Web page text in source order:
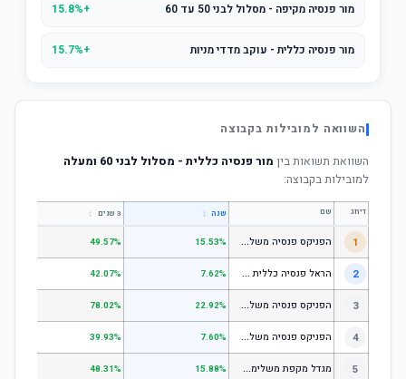
מור פנסיה מקיפה - מסלול לבני 50 עד 60 +15.8%
מור פנסיה כללית - עוקב מדדי מניות +15.7%
השוואה למובילות בקבוצה
השוואת תשואות בין מור פנסיה כללית - מסלול לבני 60 ומעלה
למובילות בקבוצה:
דירוג שם שנה ↕ 3 שנים ↕
1 ה
פניקס פנסיה משלימה - מסלול לבני 50 ומטה 15.53%
49.57%
2 ה
ראל פנסיה כללית עוקב מדד s1;p 7.62%
42.07%
3 ה
פניקס פנסיה משלימה - מניות 22.92%
78.02%
4 ה
פניקס פנסיה משלימה עוקב מדד S1;P500 7.60%
39.93%
5 מ
גדל מקפת משלימה לבני 50 ומטה 15.88%
48.31%